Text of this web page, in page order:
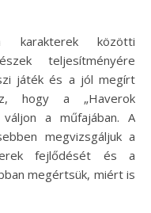
közötti
teljesítményére
játék és a jól megírt
hogy a „Haverok
váljon a műfajában. A
megvizsgáljuk a
fejlődését és a
megértsük, miért is